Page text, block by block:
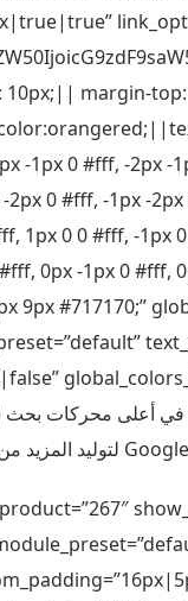
10px;|| margin-
-1px 0 #fff, -2px -
0 #fff, -1px -
1px 0 0 #fff, -1px
0px -1px 0 #fff,
9px #717170;”